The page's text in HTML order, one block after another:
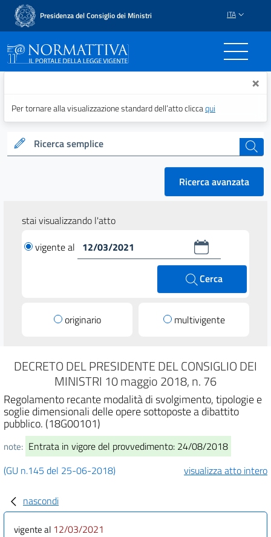
Presidenza del Consiglio dei Ministri ITA
Normattiva - Il portale ×
Per tornare alla visualizzazione standard dell’atto cliccaqui
Ricerca semplice cerca
Ricerca avanzata
stai visualizzando l'atto
vigente al
Cerca
originario multivigente
DECRETO DEL PRESIDENTE DEL CONSIGLIO DEI
MINISTRI 10 maggio 2018, n. 76
Regolamento recante modalità di svolgimento, tipologie e
soglie dimensionali delle opere sottoposte a dibattito
pubblico. (18G00101)
note: Entrata in vigore del provvedimento: 24/08/2018
(GU n.145 del 25-06-2018)
visualizza atto intero
nascondi
vigente al 12/03/2021